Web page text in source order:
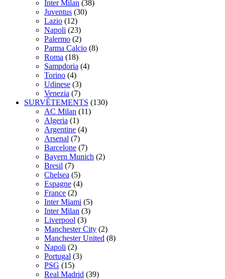
Inter Milan (38)
Juventus (30)
Lazio (12)
Napoli (23)
Palermo (2)
Parma Calcio (8)
Roma (18)
Sampdoria (4)
Torino (4)
Udinese (3)
Venezia (7)
SURVÊTEMENTS (130)
AC Milan (11)
Algeria (1)
Argentine (4)
Arsenal (7)
Barcelone (7)
Bayern Munich (2)
Bresil (7)
Chelsea (5)
Espagne (4)
France (2)
Inter Miami (5)
Inter Milan (3)
Liverpool (3)
Manchester City (2)
Manchester United (8)
Napoli (2)
Portugal (3)
PSG (15)
Real Madrid (39)